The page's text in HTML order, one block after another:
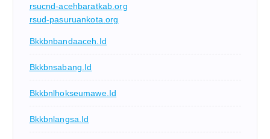
rsucnd-acehbaratkab.org
rsud-pasuruankota.org
Bkkbnbandaaceh.id
Bkkbnsabang.id
Bkkbnlhokseumawe.id
Bkkbnlangsa.id